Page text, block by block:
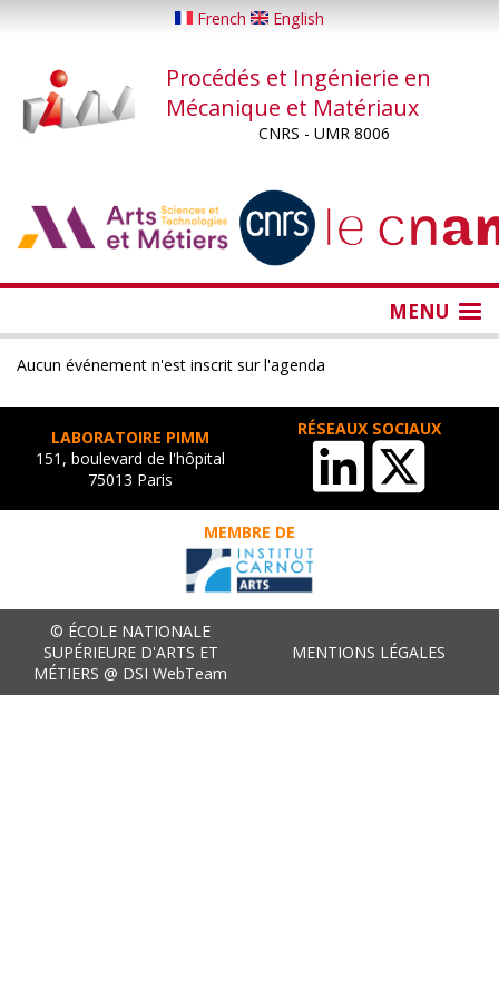
principal
French English
Procédés et Ingénierie en
Mécanique et Matériaux
CNRS - UMR 8006
MENU
Aucun événement n'est inscrit sur l'agenda
LABORATOIRE PIMM
151, boulevard de l'hôpital
75013 Paris
RÉSEAUX SOCIAUX
MEMBRE DE
© ÉCOLE NATIONALE
SUPÉRIEURE D'ARTS ET
MÉTIERS @ DSI WebTeam
MENTIONS LÉGALES